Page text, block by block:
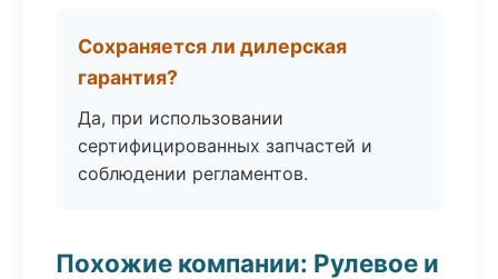
Сохраняется ли дилерская
гарантия?
Да, при использовании
сертифицированных запчастей и
соблюдении регламентов.
Похожие компании: Рулевое и